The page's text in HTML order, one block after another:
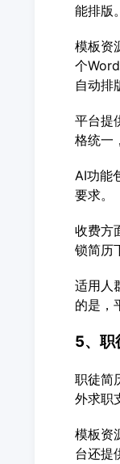
能排版。
模板资
个
自动排
平台提
格统一
AI功能
要求。
收费方
锁简历
适用人
的是，
5、职
职徒简
外求职
模板资
台还提